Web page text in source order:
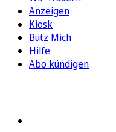
Anzeigen
Kiosk
Bütz Mich
Hilfe
Abo kündigen